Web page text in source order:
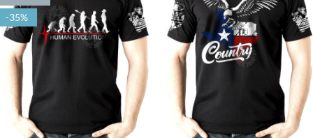
-35%